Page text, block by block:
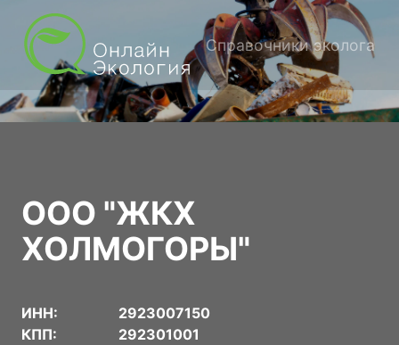
Справочники эколога
ООО "ЖКХ
ХОЛМОГОРЫ"
ИНН:
2923007150
КПП:
292301001